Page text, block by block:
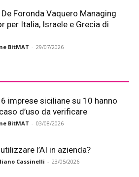
Foronda Vaquero Managing
per Italia, Israele e Grecia di
BitMAT - 29/07/2026
imprese siciliane su 10 hanno
d’uso da verificare
BitMAT - 03/08/2026
l’AI in azienda?
Cassinelli - 23/05/2026